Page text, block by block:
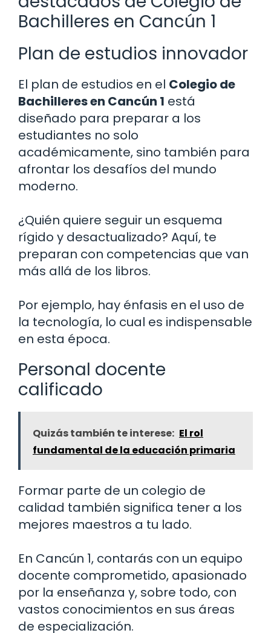
Bachilleres en Cancún 1
Plan de estudios innovador
El plan de estudios en el Colegio de
Bachilleres en Cancún 1 está
diseñado para preparar a los
estudiantes no solo
académicamente, sino también para
afrontar los desafíos del mundo
moderno.
¿Quién quiere seguir un esquema
rígido y desactualizado? Aquí, te
preparan con competencias que van
más allá de los libros.
Por ejemplo, hay énfasis en el uso de
la tecnología, lo cual es indispensable
en esta época.
Personal docente
calificado
Quizás también te interese: El rol
fundamental de la educación primaria
Formar parte de un colegio de
calidad también significa tener a los
mejores maestros a tu lado.
En Cancún 1, contarás con un equipo
docente comprometido, apasionado
por la enseñanza y, sobre todo, con
vastos conocimientos en sus áreas
de especialización.